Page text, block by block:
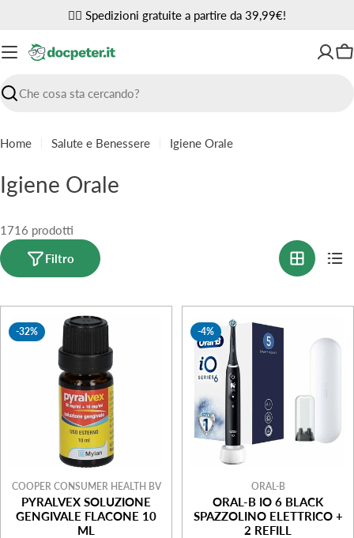
contenuto
✌🏼 Spedizioni gratuite a partire da 39,99€!
Ricerca
Home Salute e Benessere Igiene Orale
C
l
l
z
Igiene Orale
1716 prodotti
Filtro
-32%
COOPER CONSUMER HEALTH BV
PYRALVEX SOLUZIONE
GENGIVALE FLACONE 10
ML
-4%
ORAL-B
ORAL-B IO 6 BLACK
SPAZZOLINO ELETTRICO +
2 REFILL